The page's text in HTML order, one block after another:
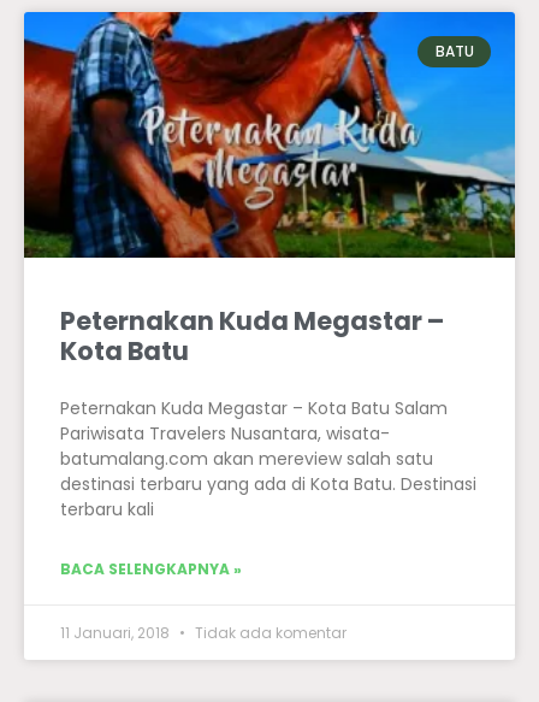
BATU
Peternakan Kuda Megastar –
Kota Batu
Peternakan Kuda Megastar – Kota Batu Salam
Pariwisata Travelers Nusantara, wisata-
batumalang.com akan mereview salah satu
destinasi terbaru yang ada di Kota Batu. Destinasi
terbaru kali
BACA SELENGKAPNYA »
11 Januari, 2018 Tidak ada komentar